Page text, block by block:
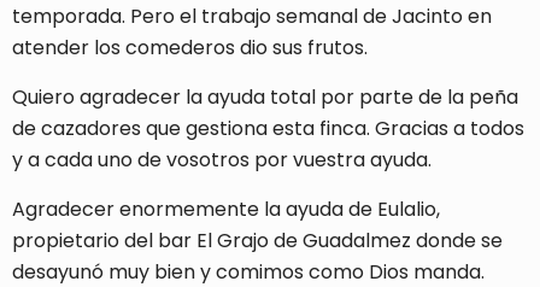
temporada. Pero el trabajo semanal de Jacinto en
atender los comederos dio sus frutos.
Quiero agradecer la ayuda total por parte de la peña
de cazadores que gestiona esta finca. Gracias a todos
y a cada uno de vosotros por vuestra ayuda.
Agradecer enormemente la ayuda de Eulalio,
propietario del bar El Grajo de Guadalmez donde se
desayunó muy bien y comimos como Dios manda.